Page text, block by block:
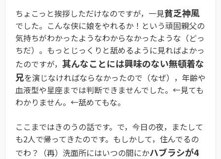
ちょこっと挨拶しただけなのですが，一見貧乏神風
でした。こんな侠に娘をやれるか！という頑固親父の
気持ちがわかったようなわからなかったような（どっ
ちだ）。もっとじっくりと舐めるように見ればよかっ
たのですが， 其んなことには興味のない無頓着な
兄を演じなければならなかったので（なぜ），年齢や
血液型や星座までは判断できませんでした。←見ても
わかりません。←舐めてもな。
ここまではきのうの話です。で，今日の夜，またして
も2人で帰ってきたのです。もしかして，住んでるの
でわ？（再）洗面所にはいつの間にかハブラシが4